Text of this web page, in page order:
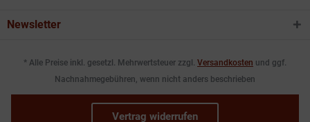
Newsletter
* Alle Preise inkl. gesetzl. Mehrwertsteuer zzgl. Versandkosten und ggf.
Nachnahmegebühren, wenn nicht anders beschrieben
Vertrag widerrufen